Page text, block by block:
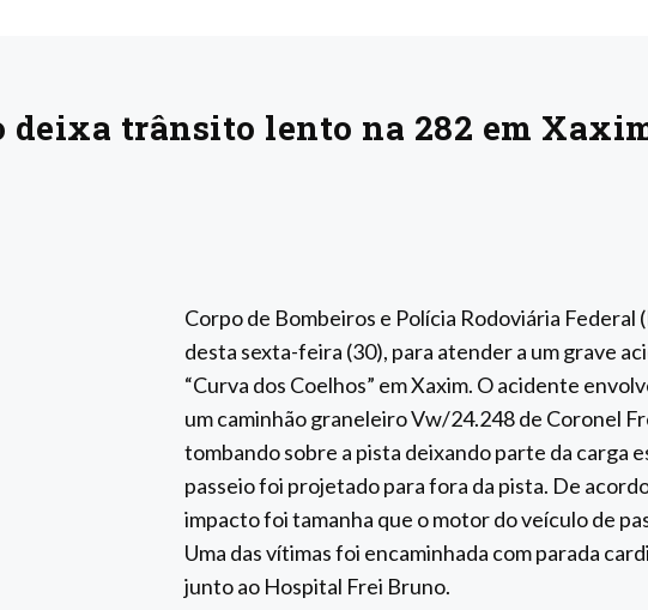
trânsito lento na 282 em
Corpo de Bombeiros e Polícia Rodoviária
desta sexta-feira (30), para atender a um grave
“Curva dos Coelhos” em Xaxim. O acidente
um caminhão graneleiro Vw/24.248 de Coronel
tombando sobre a pista deixando parte da carga
passeio foi projetado para fora da pista. De
impacto foi tamanha que o motor do veículo de
Uma das vítimas foi encaminhada com parada
junto ao Hospital Frei Bruno.